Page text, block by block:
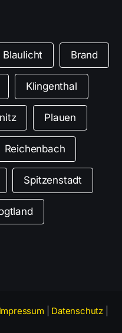
Blaulicht Brand
Klingenthal
Plauen
Reichenbach
Spitzenstadt
Impressum Datenschutz